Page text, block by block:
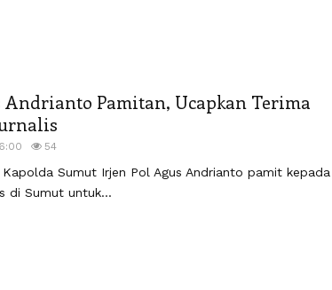
Andrianto Pamitan, Ucapkan Terima
54
Kapolda Sumut Irjen Pol Agus Andrianto pamit kepada
di Sumut untuk...